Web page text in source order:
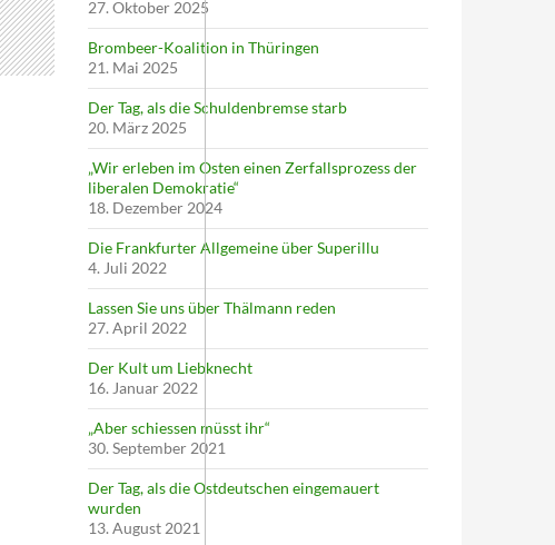
27. Oktober 2025
Brombeer-Koalition in Thüringen
21. Mai 2025
Der Tag, als die Schuldenbremse starb
20. März 2025
„Wir erleben im Osten einen Zerfallsprozess der
liberalen Demokratie“
18. Dezember 2024
Die Frankfurter Allgemeine über Superillu
4. Juli 2022
Lassen Sie uns über Thälmann reden
27. April 2022
Der Kult um Liebknecht
16. Januar 2022
„Aber schiessen müsst ihr“
30. September 2021
Der Tag, als die Ostdeutschen eingemauert
wurden
13. August 2021